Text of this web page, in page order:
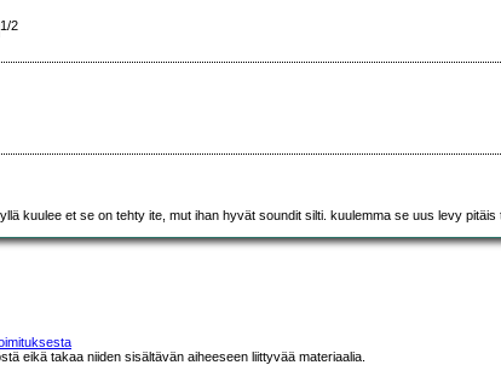
kuulee et se on tehty ite, mut ihan hyvät soundit silti. kuulemma se uus levy
eikä takaa niiden sisältävän aiheeseen liittyvää materiaalia.